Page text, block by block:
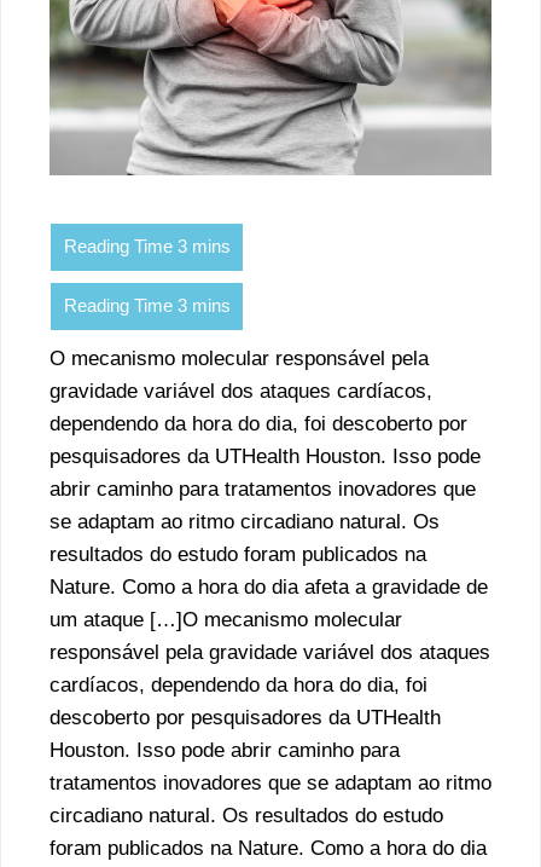
O mecanismo molecular responsável pela
gravidade variável dos ataques cardíacos,
dependendo da hora do dia, foi descoberto por
pesquisadores da UTHealth Houston. Isso pode
abrir caminho para tratamentos inovadores que
se adaptam ao ritmo circadiano natural. Os
resultados do estudo foram publicados na
Nature. Como a hora do dia afeta a gravidade de
um ataque […]O mecanismo molecular
responsável pela gravidade variável dos ataques
cardíacos, dependendo da hora do dia, foi
descoberto por pesquisadores da UTHealth
Houston. Isso pode abrir caminho para
tratamentos inovadores que se adaptam ao ritmo
circadiano natural. Os resultados do estudo
foram publicados na Nature. Como a hora do dia